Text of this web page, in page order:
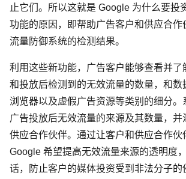
止它们。所以这就是 Google 为什么要投
功能的原因，即帮助广告客户和供应合作
流量防御系统的检测结果。
利用这些新功能，广告客户能够查看并了
和投放后检测到的无效流量的数量，和数
浏览器以及虚假广告资源等类别的细分。
广告投放后无效流量的来源及其数量，并
供应合作伙伴。通过让客户和供应合作伙
Google 希望提高无效流量来源的透明度
话，防止客户的媒体投资受到非法分子的